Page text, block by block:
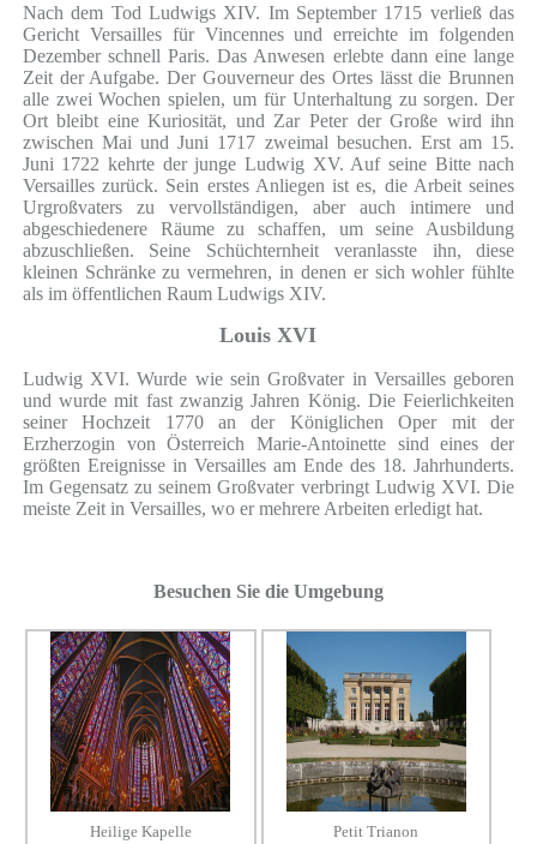
Nach dem Tod Ludwigs XIV. Im September 1715 verließ das
Gericht Versailles für Vincennes und erreichte im folgenden
Dezember schnell Paris. Das Anwesen erlebte dann eine lange
Zeit der Aufgabe. Der Gouverneur des Ortes lässt die Brunnen
alle zwei Wochen spielen, um für Unterhaltung zu sorgen. Der
Ort bleibt eine Kuriosität, und Zar Peter der Große wird ihn
zwischen Mai und Juni 1717 zweimal besuchen. Erst am 15.
Juni 1722 kehrte der junge Ludwig XV. Auf seine Bitte nach
Versailles zurück. Sein erstes Anliegen ist es, die Arbeit seines
Urgroßvaters zu vervollständigen, aber auch intimere und
abgeschiedenere Räume zu schaffen, um seine Ausbildung
abzuschließen. Seine Schüchternheit veranlasste ihn, diese
kleinen Schränke zu vermehren, in denen er sich wohler fühlte
als im öffentlichen Raum Ludwigs XIV.
Louis XVI
Ludwig XVI. Wurde wie sein Großvater in Versailles geboren
und wurde mit fast zwanzig Jahren König. Die Feierlichkeiten
seiner Hochzeit 1770 an der Königlichen Oper mit der
Erzherzogin von Österreich Marie-Antoinette sind eines der
größten Ereignisse in Versailles am Ende des 18. Jahrhunderts.
Im Gegensatz zu seinem Großvater verbringt Ludwig XVI. Die
meiste Zeit in Versailles, wo er mehrere Arbeiten erledigt hat.
Besuchen Sie die Umgebung
Heilige Kapelle Petit Trianon